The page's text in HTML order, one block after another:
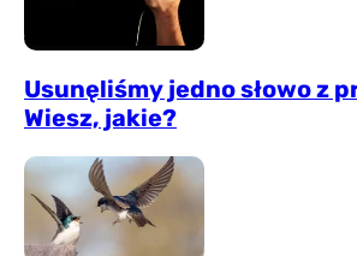
Usunęliśmy jedno słowo z
Wiesz, jakie?